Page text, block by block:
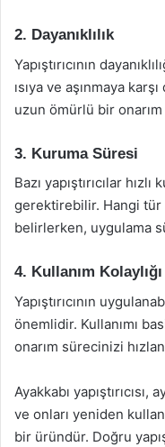
2. Dayanıklılık
Yapıştırıcının
ısıya ve aşınmaya
uzun ömürlü bir onarım
3. Kuruma Süresi
Bazı yapıştırıcılar
gerektirebilir. Hangi tür
belirlerken, uygulama
4. Kullanım Kolaylığı
Yapıştırıcının
önemlidir. Kullanımı
onarım sürecinizi
Ayakkabı yapıştırıcısı,
ve onları yeniden
bir üründür. Doğru